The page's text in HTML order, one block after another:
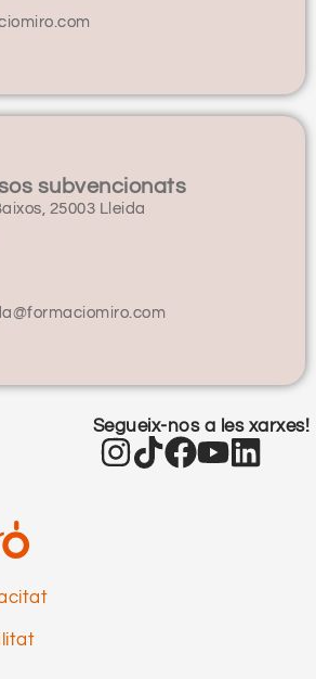
subvencionats
25003 Lleida
Segueix-nos a les xarxes!